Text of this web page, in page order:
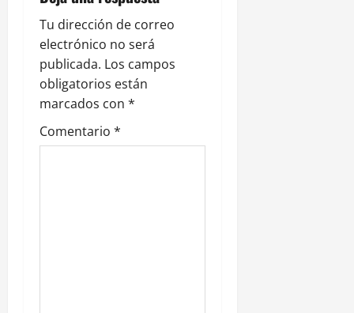
ó
n
d
e
Tu dirección de correo
electrónico no será
publicada. Los campos
obligatorios están
marcados con *
Comentario *